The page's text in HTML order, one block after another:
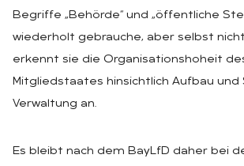
Begriffe „Behörde“ und „öffentliche
wiederholt gebrauche, aber selbst
erkennt sie die Organisationshoheit
Mitgliedstaates hinsichtlich Aufbau
Verwaltung an.
Es bleibt nach dem BayLfD daher bei